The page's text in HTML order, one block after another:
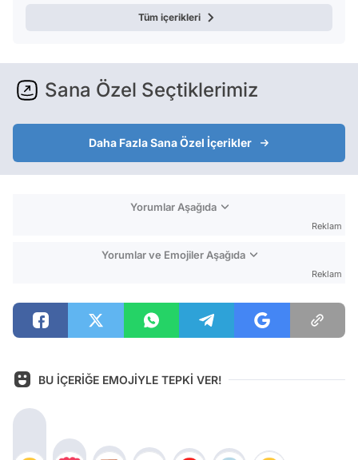
Tüm içerikleri
Sana Özel Seçtiklerimiz
Daha Fazla Sana Özel İçerikler
Yorumlar Aşağıda
Reklam
Yorumlar ve Emojiler Aşağıda
Reklam
BU İÇERİĞE EMOJİYLE TEPKİ VER!